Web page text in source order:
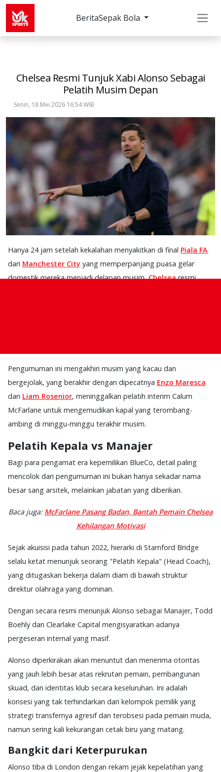
BeritaSepak Bola
Chelsea Resmi Tunjuk Xabi Alonso Sebagai
Pelatih Musim Depan
Senin, 18 Mei 2026 16:54 WIB
Hanya 24 jam setelah kekalahan menyakitkan di final Piala FA
dari Manchester City yang memperpanjang puasa gelar
domestik mereka menjadi delapan musim,Chelsearesmi
Pengumuman ini mengakhiri musim yang kacau dan
bergejolak, yang berakhir dengan dipecatnya Enzo Maresca
dan Liam Rosenior, meninggalkan pelatih interim Calum
McFarlane untuk mengemudikan kapal yang terombang-
ambing di minggu-minggu terakhir musim.
Pelatih Kepala vs Manajer
Bagi para pengamat era kepemilikan BlueCo, detail paling
mencolok dari pengumuman ini bukan hanya sekadar nama
besar sang arsitek, melainkan jabatan yang diberikan.
Baca juga: McFarlane Pasang Badan, Bantah Pemain Chelsea
Kehilangan Motivasi
Sejak akuisisi pada tahun 2022, hierarki di Stamford Bridge
selalu ketat menunjuk seorang "Pelatih Kepala" (Head Coach),
yang ditugaskan bekerja dalam diam di bawah struktur
direktur olahraga yang dominan.
Dengan secara resmi menunjuk Alonso sebagai Manajer, Todd
Boehly dan Clearlake Capital mengisyaratkan adanya
pergeseran internal yang masif.
Alonso diperkirakan akan menuntut dan menerima otoritas
yang jauh lebih besar atas rekrutan pemain, pembangunan
skuad, dan identitas klub secara keseluruhan. Ini adalah
konsesi yang tak terhindarkan dari kelompok pemilik yang
strategi transfernya agresif dan terobsesi pada pemain muda,
namun sering kali kekurangan cetak biru yang matang.
Bangkit dari Keterpurukan
Alonso tiba di London dengan rekam jejak kepelatihan yang